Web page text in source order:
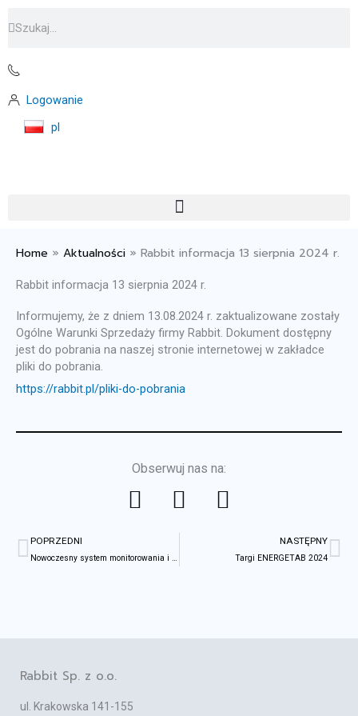
do
Logowanie
pl
Home » Aktualności » Rabbit informacja 13 sierpnia 2024 r.
Rabbit informacja 13 sierpnia 2024 r.
Informujemy, że z dniem 13.08.2024 r. zaktualizowane zostały
Ogólne Warunki Sprzedaży firmy Rabbit. Dokument dostępny
jest do pobrania na naszej stronie internetowej w zakładce
pliki do pobrania.
https://rabbit.pl/pliki-do-pobrania
Obserwuj nas na:
F
e
L
n
k
Y
Prev
POPRZEDNI NASTĘPNY
Targi ENERGETAB 2024
Rabbit Sp. z o.o.
ul. Krakowska 141-155